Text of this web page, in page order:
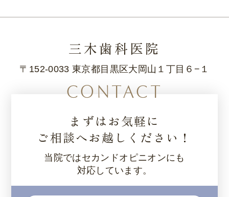
三木歯科医院
〒152-0033 東京都目黒区大岡山１丁目６−１
CONTACT
まずはお気軽に
ご相談へお越しください！
当院ではセカンドオピニオンにも
対応しています。